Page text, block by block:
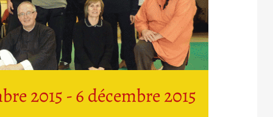
2015 -6 décembre 2015